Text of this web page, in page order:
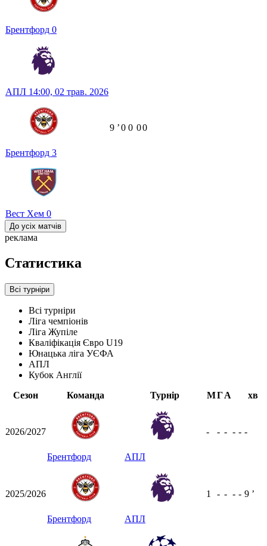
Брентфорд 0
АПЛ 14:00, 02 трав. 2026
Брентфорд 3
Вест Хем 0
9 ʼ0 0 00
До усіх матчів
реклама
Статистика
Всі турніри
Всі турніри
Ліга чемпіонів
Ліга Жупіле
Кваліфікація Євро U19
Юнацька ліга УЄФА
АПЛ
Кубок Англії
Сезон
Команда Турнір МГА хв
2026/2027
Брентфорд АПЛ
- - - - - -
2025/2026
Брентфорд АПЛ
1 - - - - 9 ʼ